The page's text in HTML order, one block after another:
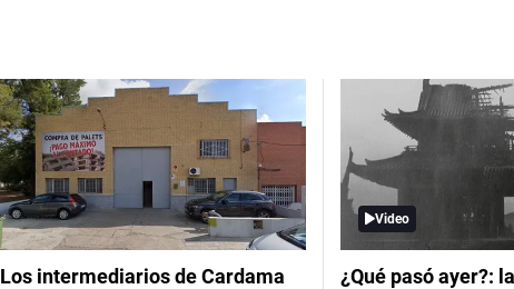
Los intermediarios de Cardama
Video
¿Qué pasó ayer?: